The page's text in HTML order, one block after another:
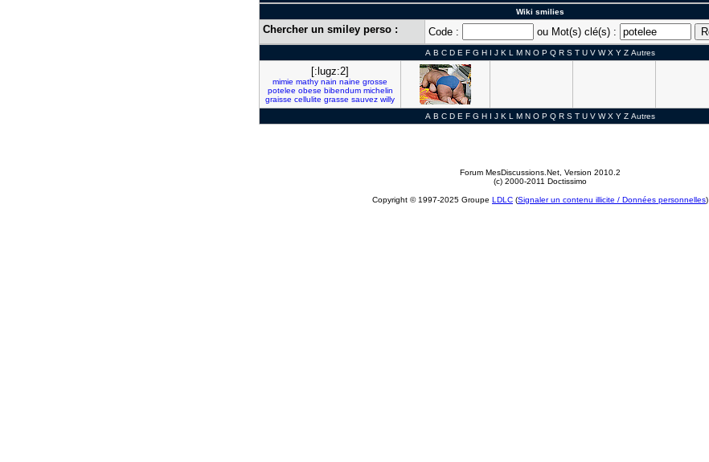
Wiki smilies
Chercher un smiley perso : Code : ou Mot(s) clé(s) :
A B C D E F G H I J K L M N O P Q R S T U V W X Y Z Autres
[:lugz:2]
mimie mathy nain naine grosse
potelee obese bibendum michelin
graisse cellulite grasse sauvez willy
A B C D E F G H I J K L M N O P Q R S T U V W X Y Z Autres
Forum MesDiscussions.Net , Version 2010.2
(c) 2000-2011 Doctissimo
Copyright © 1997-2025 Groupe LDLC (Signaler un contenu illicite / Données personnelles)